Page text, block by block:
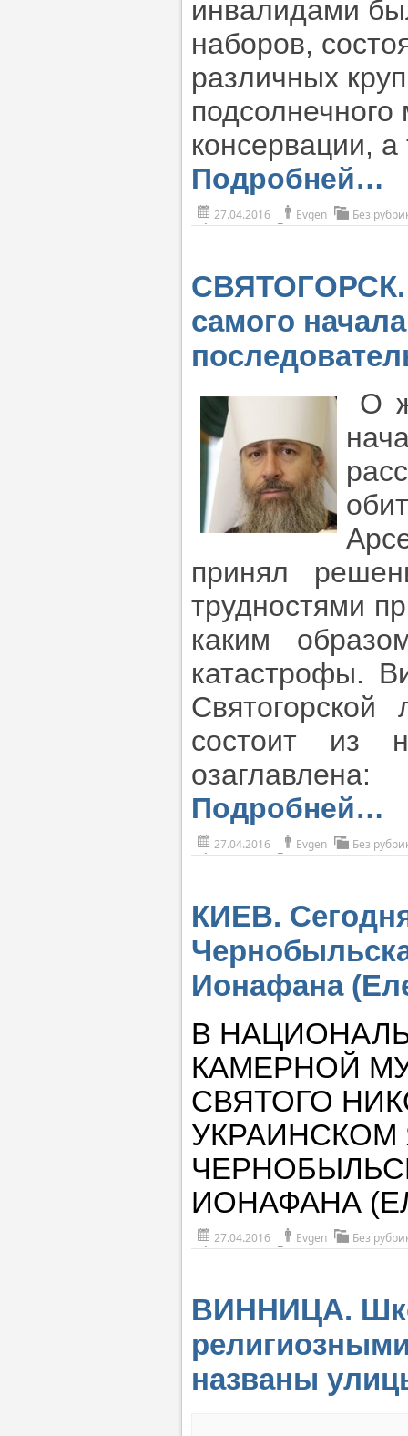
инвалидами
наборов,
различных
консервации,
Подробней…
27.04.2016 Evgen Без
СВЯТОГОРСК.
самого
О
принял
трудностями
каким
катастрофы.
состоит из
Подробней…
27.04.2016 Evgen Без
КИЕВ.
Ионафана
В
КАМЕРНОЙ
СВЯТОГО
УКРАИНСКОМ
ИОНАФАНА
27.04.2016 Evgen Без
ВИННИЦА.
названы